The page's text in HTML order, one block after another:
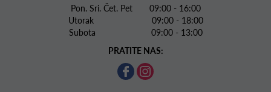
Pon. Sri. Čet. Pet 09:00 - 16:00
Utorak 09:00 - 18:00
Subota 09:00 - 13:00
PRATITE NAS: